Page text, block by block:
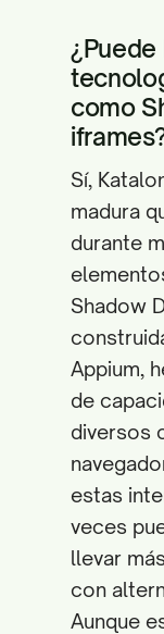
¿Puede
como
Sí,
madura
durante
Shadow
Appium,
de
diversos
estas
veces
llevar
con
Aunque